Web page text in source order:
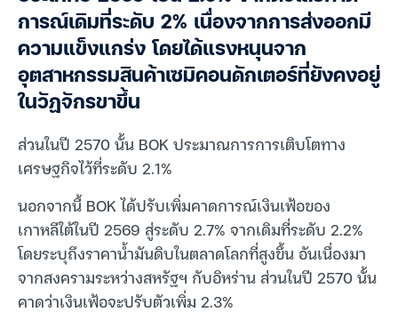
การณ์เดิมที่ระดับ 2% เนื่องจากการส่งออกมี
ความแข็งแกร่ง โดยได้แรงหนุนจาก
อุตสาหกรรมสินค้าเซมิคอนดักเตอร์ที่ยังคงอยู่
ในวัฏจักรขาขึ้น
ส่วนในปี 2570 นั้น BOK ประมาณการการเติบโตทาง
เศรษฐกิจไว้ที่ระดับ 2.1%
นอกจากนี้ BOK ได้ปรับเพิ่มคาดการณ์เงินเฟ้อของ
เกาหลีใต้ในปี 2569 สู่ระดับ 2.7% จากเดิมที่ระดับ 2.2%
โดยระบุถึงราคาน้ำมันดิบในตลาดโลกที่สูงขึ้น อันเนื่องมา
จากสงครามระหว่างสหรัฐฯ กับอิหร่าน ส่วนในปี 2570 นั้น
คาดว่าเงินเฟ้อจะปรับตัวเพิ่ม 2.3%